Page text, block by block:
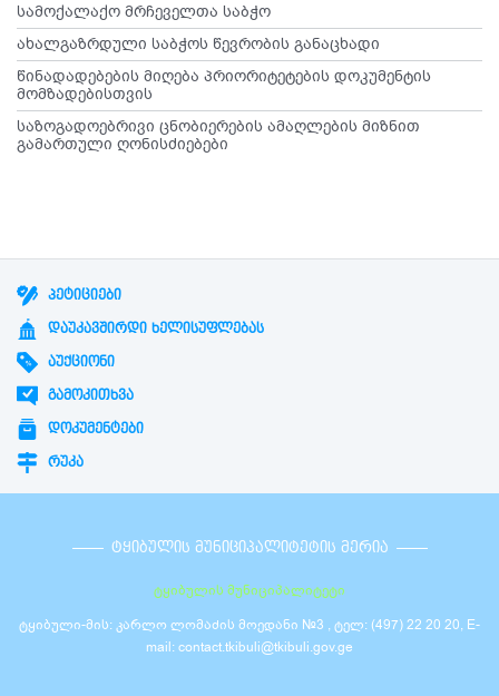
სამოქალაქო მრჩეველთა საბჭო
ახალგაზრდული საბჭოს წევრობის განაცხადი
წინადადებების მიღება პრიორიტეტების დოკუმენტის
მომზადებისთვის
საზოგადოებრივი ცნობიერების ამაღლების მიზნით
გამართული ღონისძიებები
ᲞᲔᲢᲘᲪᲘᲔᲑᲘ
ᲓᲐᲣᲙᲐᲕᲨᲘᲠᲓᲘ ᲮᲔᲚᲘᲡᲣᲤᲚᲔᲑᲐᲡ
ᲐᲣᲥᲪᲘᲝᲜᲘ
ᲒᲐᲛᲝᲙᲘᲗᲮᲕᲐ
ᲓᲝᲙᲣᲛᲔᲜᲢᲔᲑᲘ
ᲠᲣᲙᲐ
ᲢᲧᲘᲑᲣᲚᲘᲡ ᲛᲣᲜᲘᲪᲘᲞᲐᲚᲘᲢᲔᲢᲘᲡ ᲛᲔᲠᲘᲐ
ტყიბულის მუნიციპალიტეტი
ტყიბული-მის: კარლო ლომაძის მოედანი №3 , ტელ: (497) 22 20 20, E-
mail: contact.tkibuli@tkibuli.gov.ge